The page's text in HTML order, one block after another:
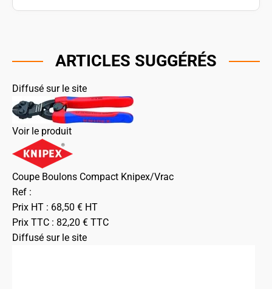
ARTICLES SUGGÉRÉS
Diffusé sur le site
Voir le produit
Coupe Boulons Compact Knipex/Vrac
Ref :
Prix HT : 68,50 € HT
Prix TTC : 82,20 € TTC
Diffusé sur le site